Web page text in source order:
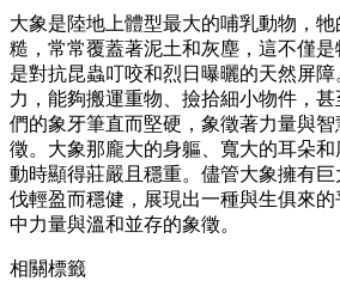
大象是陸地上體型最大的哺乳動物，
糙，常常覆蓋著泥土和灰塵，這不僅
是對抗昆蟲叮咬和烈日曝曬的天然屏
力，能夠搬運重物、撿拾細小物件，
們的象牙筆直而堅硬，象徵著力量與
徵。大象那龐大的身軀、寬大的耳朵
動時顯得莊嚴且穩重。儘管大象擁有
伐輕盈而穩健，展現出一種與生俱來
中力量與溫和並存的象徵。
相關標籤